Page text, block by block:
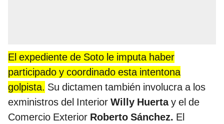
El expediente de Soto le imputa haber
participado y coordinado esta intentona
golpista. Su dictamen también involucra a los
exministros del Interior Willy Huertay el de
Comercio Exterior Roberto Sánchez. El